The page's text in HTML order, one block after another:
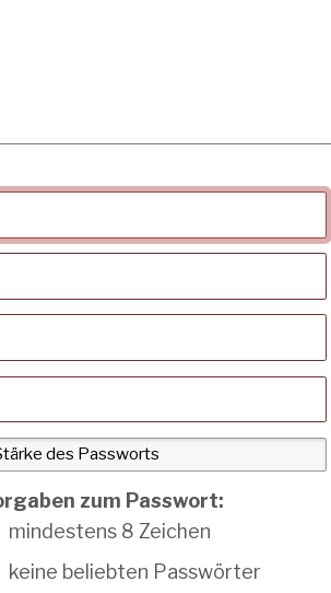
zum Passwort:
mindestens 8 Zeichen
keine beliebten Passwörter